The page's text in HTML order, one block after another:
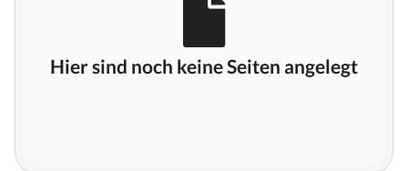
Hier sind noch keine Seiten angelegt